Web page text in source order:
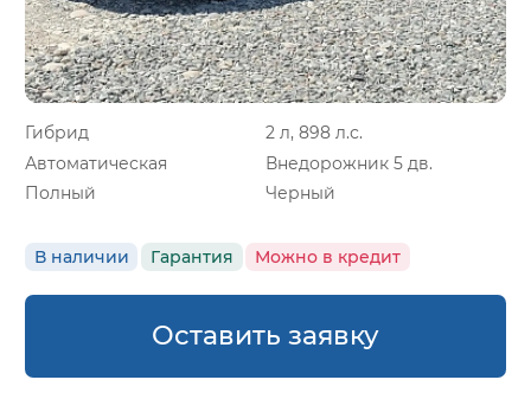
Гибрид
2 л, 898 л.с.
Автоматическая
Внедорожник 5 дв.
Полный
Черный
В наличии Гарантия Можно в кредит
Оставить заявку